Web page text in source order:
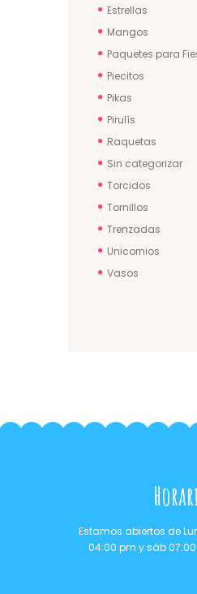
Estrellas
Mangos
Paquetes para
Piecitos
Pikas
Pirulís
Raquetas
Sin categorizar
Torcidos
Tornillos
Trenzadas
Unicornios
Vasos
Estamos abiertos de
04:00 pm y sáb